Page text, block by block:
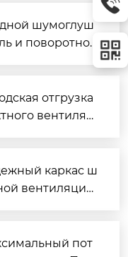
кВт}$шумоглуш
и поворотно-
главно
отгрузка
вентилят
в Казах
каркас ш
вентиляции:
пот